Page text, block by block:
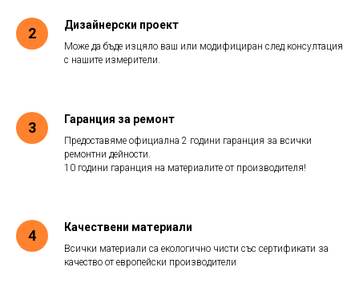
Дизайнерски проект
Може да бъде изцяло ваш или модифициран след консултация
с нашите измерители.
Гаранция за ремонт
Предоставяме официална 2 години гаранция за всички
ремонтни дейности.
10 години гаранция на материалите от производителя!
Качествени материали
Всички материали са екологично чисти със сертификати за
качество от европейски производители